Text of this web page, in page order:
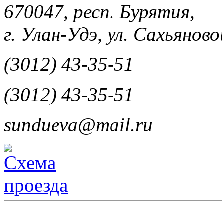
670047, респ. Бурятия,
г. Улан-Удэ, ул.
(3012) 43-35-51
(3012) 43-35-51
sundueva@mail.ru